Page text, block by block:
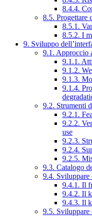
8.4.4.
8.5. Progettare
8.5.1.
8.5.2. I
9. Sviluppo
9.1. Approccio
9.1.1.
9.1.2.
9.1.3.
9.1.4.
9.2. Strumenti
9.2.1.
9.2.2.
use
9.2.3.
9.2.4.
9.2.5.
9.3. Catalogo
9.4. Sviluppare
9.4.1. Il
9.4.2. Il
9.4.3. Il
9.5.